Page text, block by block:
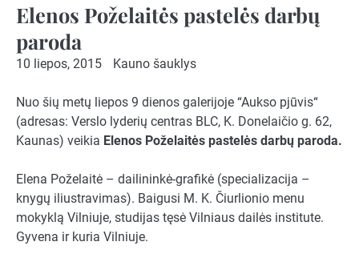
Elenos Poželaitės pastelės darbų
paroda
10 liepos, 2015 Kauno šauklys
Nuo šių metų liepos 9 dienos galerijoje “Aukso pjūvis“
(adresas: Verslo lyderių centras BLC, K. Donelaičio g. 62,
Kaunas) veikia Elenos Poželaitės pastelės darbų paroda.
Elena Poželaitė – dailininkė-grafikė (specializacija –
knygų iliustravimas). Baigusi M. K. Čiurlionio menu
mokyklą Vilniuje, studijas tęsė Vilniaus dailės institute.
Gyvena ir kuria Vilniuje.